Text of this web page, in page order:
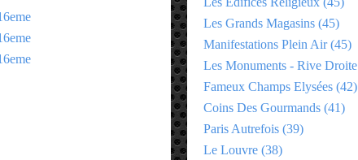
Les Grands Magasins (45)
Manifestations Plein Air(45)
Les Monuments - Rive Droite
Fameux Champs Elysées (42)
Coins Des Gourmands (41)
Paris Autrefois (39)
Le Louvre (38)